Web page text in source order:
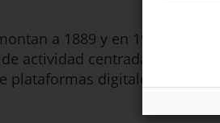
a 1889 y en 1999
actividad centrada en el
plataformas digitales de gestión